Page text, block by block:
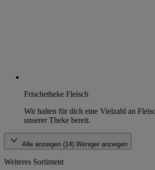
Frischetheke Fleisch
Wir halten für dich eine Vielzahl an
unserer Theke bereit.
Alle anzeigen (14) Weniger anzeigen
Weiteres Sortiment